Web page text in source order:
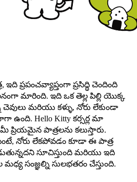
ప్రపంచవ్యాప్తంగా ప్రసిద్ధి చెందింది
మారింది. ఇది ఒక తెల్ల పిల్లి యొక్క
చెవులు మరియు కళ్ళు, నోరు లేకుండా
ఉంది. Hello Kitty కర్సర్ల మా
ప్రియమైన పాత్రలను కలుస్తారు.
నోరు లేకపోవడం కూడా ఈ పాత్ర
సూచిస్తుంది మరియు ఇది
సంజ్ఞల్ని సులభతరం చేస్తుంది.